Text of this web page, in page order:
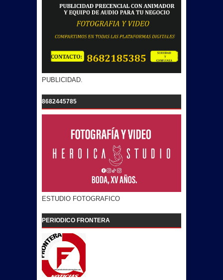
PUBLICIDAD.
8682445785
ESTUDIO FOTOGRAFICO
PERIODICO FRONTERA